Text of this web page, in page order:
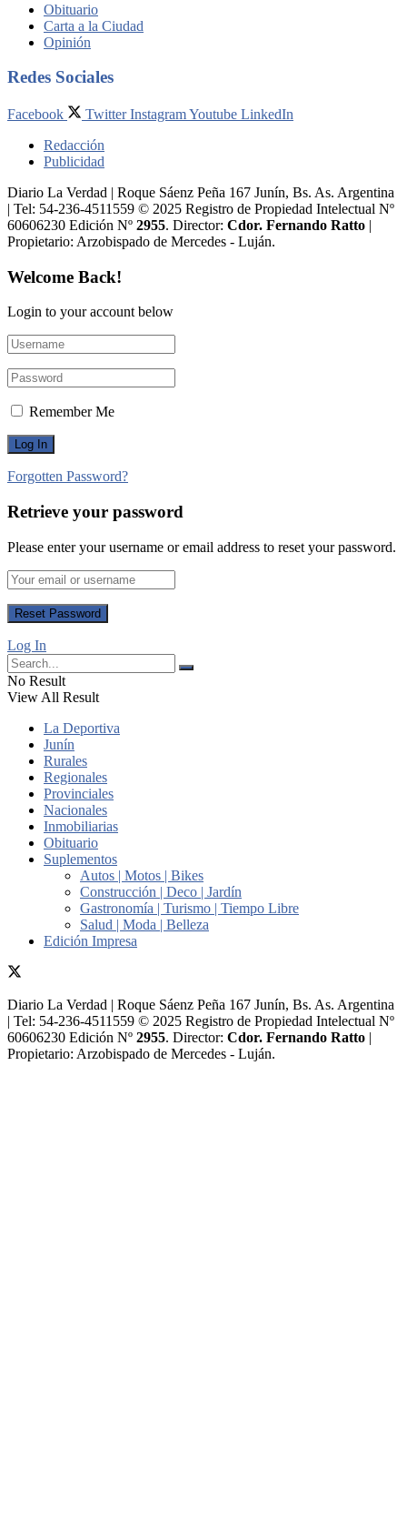
Obituario
Carta a la Ciudad
Opinión
Redes Sociales
Facebook Twitter InstagramYoutube LinkedIn
Redacción
Publicidad
Diario La Verdad | Roque Sáenz Peña 167 Junín, Bs. As. Argentina
| Tel: 54-236-4511559 © 2025 Registro de Propiedad Intelectual Nº
60606230 Edición Nº 2955. Director:​ Cdor. Fernando Ratto |
Propietario:​ Arzobispado de Mercedes - Luján.
Welcome Back!
Login to your account below
Remember Me
Forgotten Password?
Retrieve your password
Please enter your username or email address to reset your password.
Log In
No Result
View All Result
La Deportiva
Junín
Rurales
Regionales
Provinciales
Nacionales
Inmobiliarias
Obituario
Suplementos
Autos | Motos | Bikes
Construcción | Deco | Jardín
Gastronomía | Turismo | Tiempo Libre
Salud | Moda | Belleza
Edición Impresa
Diario La Verdad | Roque Sáenz Peña 167 Junín, Bs. As. Argentina
| Tel: 54-236-4511559 © 2025 Registro de Propiedad Intelectual Nº
60606230 Edición Nº 2955. Director:​ Cdor. Fernando Ratto |
Propietario:​ Arzobispado de Mercedes - Luján.